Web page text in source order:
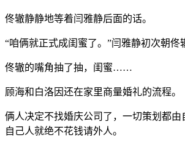
佟辙静静地等着闫雅静后面的话。
“咱俩就正式成闺蜜了。”闫雅静初次朝佟
佟辙的嘴角抽了抽，闺蜜……
顾海和白洛因还在家里商量婚礼的流程。
俩人决定不找婚庆公司了，一切策划都由
自己人就绝不花钱请外人。